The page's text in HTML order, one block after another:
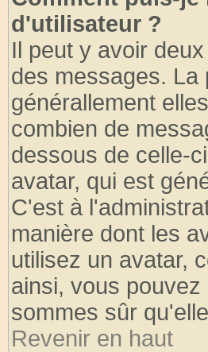
d'utilisateur ?
Il peut y avoir
des messages. La
générallement
combien de
dessous de celle-
avatar, qui est
C'est à
manière dont les
utilisez un avatar,
ainsi, vous
sommes sûr
Revenir en haut